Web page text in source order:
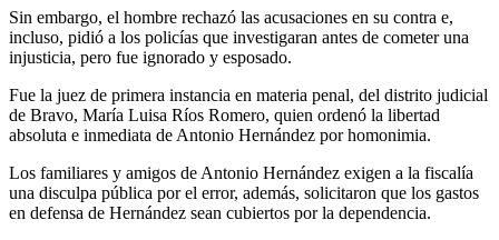
Sin embargo, el hombre rechazó las acusaciones en su contra e,
incluso, pidió a los policías que investigaran antes de cometer una
injusticia, pero fue ignorado y esposado.
Fue la juez de primera instancia en materia penal, del distrito judicial
de Bravo, María Luisa Ríos Romero, quien ordenó la libertad
absoluta e inmediata de Antonio Hernández por homonimia.
Los familiares y amigos de Antonio Hernández exigen a la fiscalía
una disculpa pública por el error, además, solicitaron que los gastos
en defensa de Hernández sean cubiertos por la dependencia.